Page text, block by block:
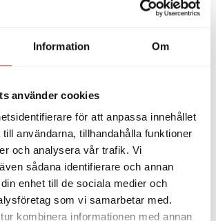
Information Om
använder cookies
för att anpassa innehållet
användarna, tillhandahålla funktioner
och analysera vår trafik. Vi
sådana identifierare och annan
enhet till de sociala medier och
som vi samarbetar med.
kombinera informationen med annan
in (och ibland lura kroppen till att köra
juli 20, 2024
bara får det gjort!